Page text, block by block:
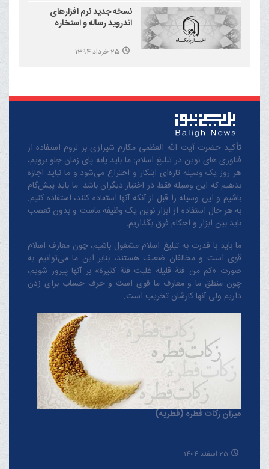
نسخه جدید نرم افزارهای
اندروید رساله و استخاره
25 خرداد 1394
تأکید حضرت آیت الله العظمی مکارم شیرازی بر لزوم استفاده از
فناوری های نوین در تبلیغ اسلام: ما باید پابه پای زمان جلو برویم،
هر روز یک وسیله تازه‌ای ابتکار و اختراع می‌شود و ما نباید اجازه
بدهیم که این وسیله فقط در اختیار دیگران باشد. ما باید پیش‌گام
باشیم و این وسیله را قبل از آنکه آنها استفاده کنند، استفاده کنیم.
به هر حال استفاده از ابزار نوین یک وظیفه ماست و بدون تعصب
باید بین ابزار و احکام فرق بگذاریم.
ما باید با قدرت به تبلیغ اسلام مشغول باشیم، چون معارف اسلام
قوی است و مخالفان ضعیف هستند، بنابر این ما می‌توانیم به
صورت «کم من فئة قلیلة غلبت فئة کثیرة» بر آنها پیروز شویم،
چون منطق‌ ما و معارف ‌ما قوی است و حرف حساب برای زدن
داریم ولی آنها کارشان تخریب است.
میزان زکات فطره (فطریه)
25 اسفند 1404